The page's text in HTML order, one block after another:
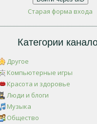
Старая форма входа
Категории
Другое
Компьютерные игры
Красота и здоровье
Люди и блоги
Музыка
Общество